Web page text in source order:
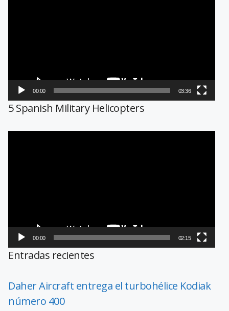
00:00 03:36
5 Spanish Military Helicopters
00:00 02:15
Entradas recientes
Daher Aircraft entrega el turbohélice Kodiak
número 400